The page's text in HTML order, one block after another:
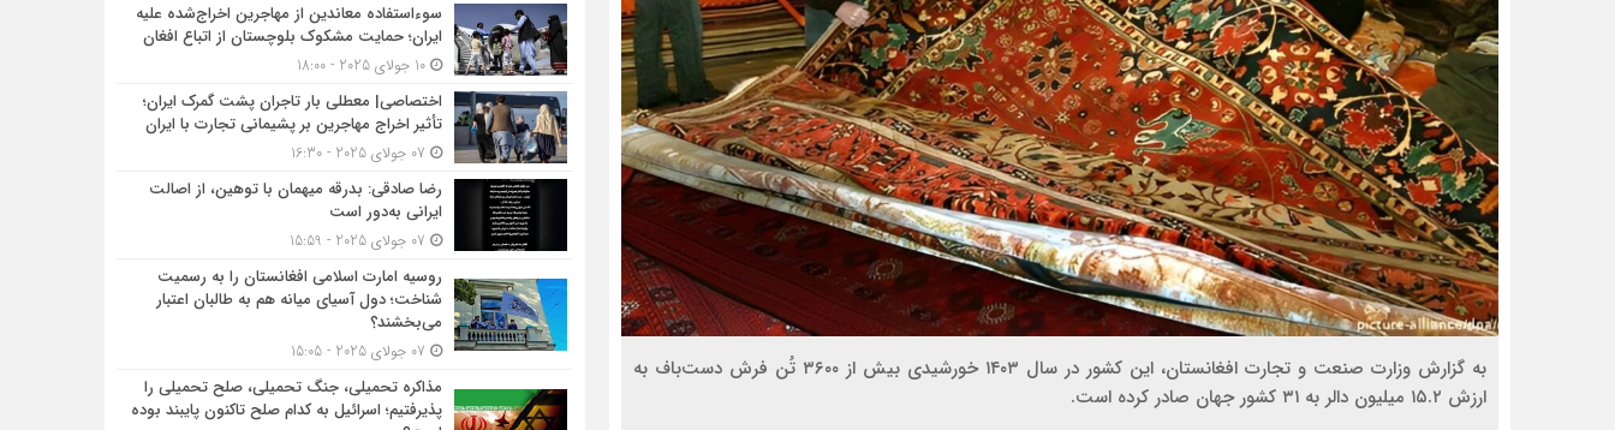
به گزارش وزارت صنعت و تجارت افغانستان، این کشور در سال ۱۴۰۳ خورشیدی بیش از ۳۶۰۰ تُن فرش دست‌باف به
ارزش ۱۵.۲ میلیون دالر به ۳۱ کشور جهان صادر کرده است.
سوءاستفاده معاندین از مهاجرین اخراج‌شده علیه
ایران؛ حمایت مشکوک بلوچستان از اتباع افغان
10 جولای 2025 - 18:00
اختصاصی| معطلی بار تاجران پشت گمرک ایران؛
تأثیر اخراج مهاجرین بر پشیمانی تجارت با ایران
رضا صادقی: بدرقه میهمان با توهین، از اصالت
ایرانی به‌دور است
روسیه امارت اسلامی افغانستان را به رسمیت
شناخت؛ دول آسیای میانه هم به طالبان اعتبار
می‎‌بخشند؟
مذاکره تحمیلی، جنگ تحمیلی، صلح تحمیلی را
پذیرفتیم؛ اسرائیل به کدام صلح تاکنون پایبند بوده